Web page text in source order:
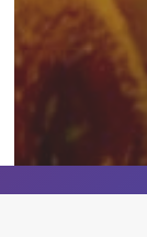
Дві старі верби